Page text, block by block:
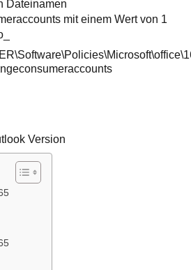
Dateinamen
mit einem Wert von 1
Version